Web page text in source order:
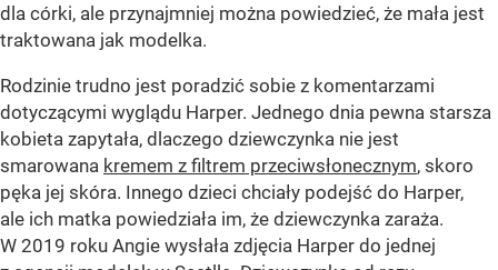
dla córki, ale przynajmniej można powiedzieć, że mała jest
traktowana jak modelka.
Rodzinie trudno jest poradzić sobie z komentarzami
dotyczącymi wyglądu Harper. Jednego dnia pewna starsza
kobieta zapytała, dlaczego dziewczynka nie jest
smarowana kremem z filtrem przeciwsłonecznym, skoro
pęka jej skóra. Innego dzieci chciały podejść do Harper,
ale ich matka powiedziała im, że dziewczynka zaraża.
W 2019 roku Angie wysłała zdjęcia Harper do jednej